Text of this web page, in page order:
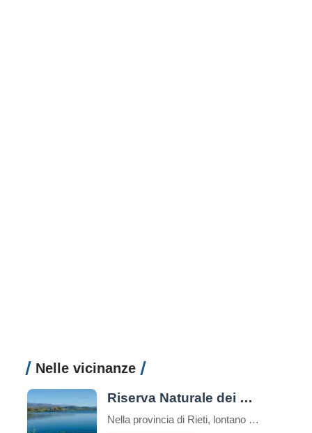
Nelle vicinanze
Riserva Naturale dei Laghi Lungo e Ripasottile
Nella provincia di Rieti, lontano dal caos delle grandi città e immerso nel cuore della Sabina, si trova un luogo incantevole e ancora poco conosciuto: la Riserva Naturale dei Laghi Lungo e Ripasottile. Questa area protetta, istituita nel 1985, è un vero e proprio paradiso per gli amanti della natura, del birdwatching e della tranquillità. Con […]